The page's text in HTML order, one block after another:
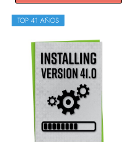
TOP 41 AÑOS